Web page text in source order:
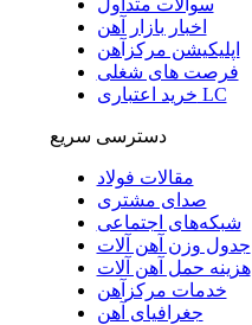
سوالات متداول
اخبار بازار آهن
اپلیکیشن مرکزآهن
فرصت های شغلی
خرید اعتباری LC
دسترسی سریع
مقالات فولاد
صدای مشتری
شبکه‌های اجتماعی
جدول وزن آهن آلات
هزینه حمل آهن آلات
خدمات مرکزآهن
جغرافیای آهن